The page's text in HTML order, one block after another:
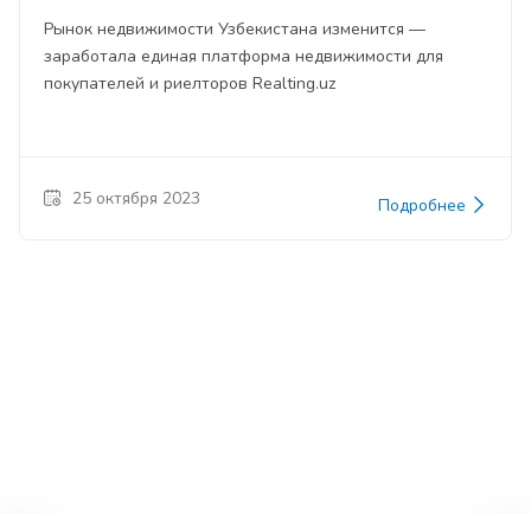
Рынок недвижимости Узбекистана изменится —
заработала единая платформа недвижимости для
покупателей и риелторов Realting.uz
25 октября 2023 Подробнее